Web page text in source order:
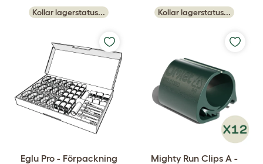
Kollar lagerstatus... Kollar lagerstatus...
Eglu Pro - Förpackning
Mighty Run Clips A -